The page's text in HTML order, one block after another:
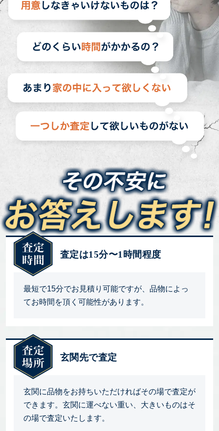
査定は15分〜1時間程度
最短で15分でお見積り可能ですが、品物によっ
てお時間を頂く可能性があります。
玄関先で査定
玄関に品物をお持ちいただければその場で査定が
できます。玄関に運べない重い、大きいものはそ
の場で査定いたします。